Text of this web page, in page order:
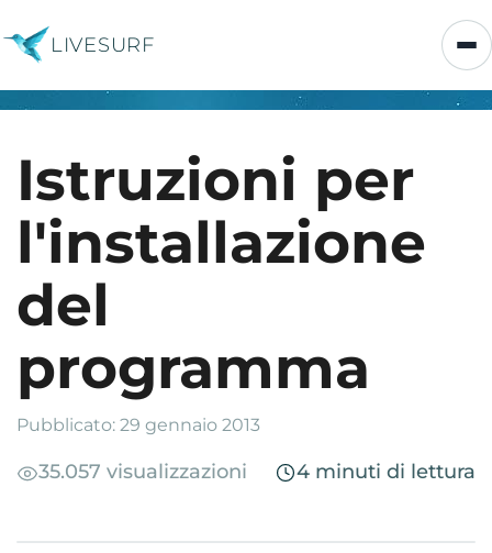
LIVESURF
Istruzioni per
l'installazione
del
programma
Pubblicato: 29 gennaio 2013
35.057 visualizzazioni 4 minuti di lettura